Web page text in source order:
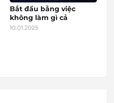
Bắt đầu bằng việc
không làm gì cả
10.01.2025